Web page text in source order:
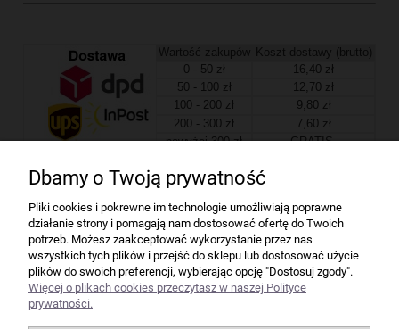
Wartość zakupów
Koszt dostawy (brutto)
0 - 50 zł
16,40 zł
50 - 100 zł
12,70 zł
100 - 200 zł
9,80 zł
200 - 300 zł
7,60 zł
powyżej 300 zł
GRATIS
Firma
Bindownice wg producentów
Niszczarki wg producentów
Dbamy o Twoją prywatność
Pliki cookies i pokrewne im technologie umożliwiają poprawne
działanie strony i pomagają nam dostosować ofertę do Twoich
potrzeb. Możesz zaakceptować wykorzystanie przez nas
wszystkich tych plików i przejść do sklepu lub dostosować użycie
plików do swoich preferencji, wybierając opcję "Dostosuj zgody".
Więcej o plikach cookies przeczytasz w naszej Polityce
prywatności.